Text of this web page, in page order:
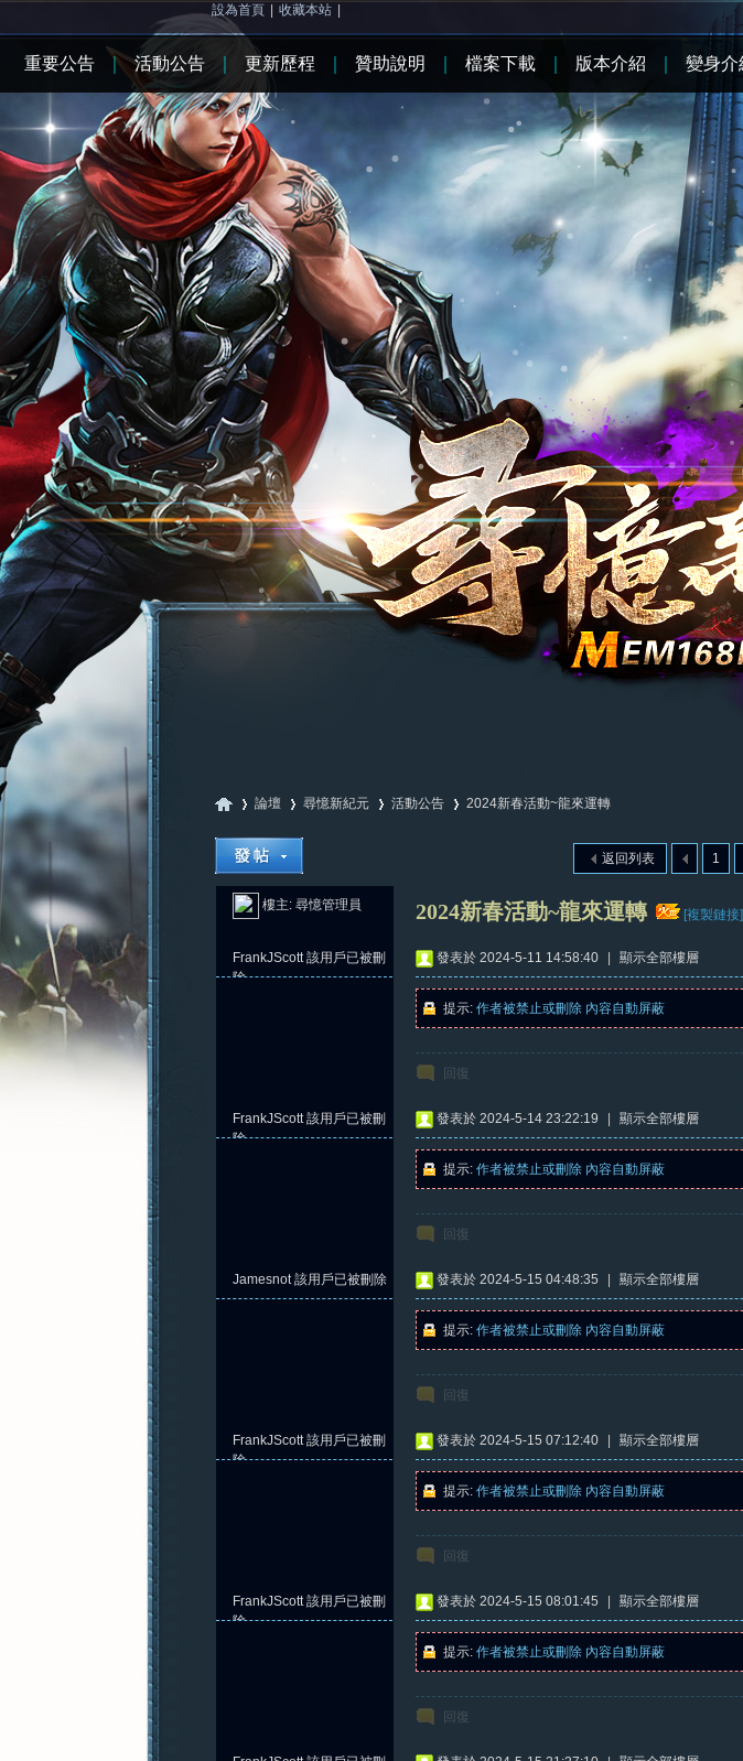
設為首頁 收藏本站
»
論壇
›
尋憶新紀元 活動公告 2024新春活動~龍來運轉
1
返回列表
樓主: 尋憶管理員 2024新春活動~龍來運轉 [複製鏈接]
FrankJScott該用戶已被刪
除
發表於 2024-5-11 14:58:40 顯示全部樓層
提示: 作者被禁止或刪除 內容自動屏蔽
回復
FrankJScott該用戶已被刪
除
發表於 2024-5-14 23:22:19 顯示全部樓層
提示: 作者被禁止或刪除 內容自動屏蔽
回復
Jamesnot該用戶已被刪除 發表於 2024-5-15 04:48:35 顯示全部樓層
提示: 作者被禁止或刪除 內容自動屏蔽
回復
FrankJScott該用戶已被刪
除
發表於 2024-5-15 07:12:40 顯示全部樓層
提示: 作者被禁止或刪除 內容自動屏蔽
回復
FrankJScott該用戶已被刪
除
發表於 2024-5-15 08:01:45 顯示全部樓層
提示: 作者被禁止或刪除 內容自動屏蔽
回復